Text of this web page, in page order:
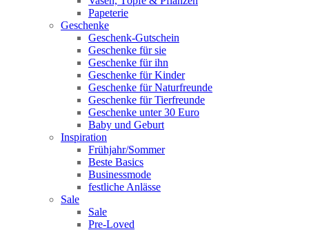
Papeterie
Geschenke
Geschenk-Gutschein
Geschenke für sie
Geschenke für ihn
Geschenke für Kinder
Geschenke für Naturfreunde
Geschenke für Tierfreunde
Geschenke unter 30 Euro
Baby und Geburt
Inspiration
Frühjahr/Sommer
Beste Basics
Businessmode
festliche Anlässe
Sale
Sale
Pre-Loved